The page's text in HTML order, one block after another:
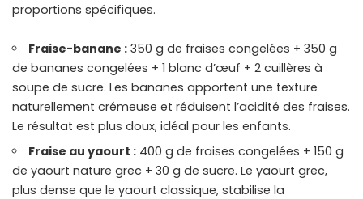
proportions spécifiques.
Fraise-banane : 350 g de fraises congelées + 350 g
de bananes congelées + 1 blanc d’œuf + 2 cuillères à
soupe de sucre. Les bananes apportent une texture
naturellement crémeuse et réduisent l’acidité des fraises.
Le résultat est plus doux, idéal pour les enfants.
Fraise au yaourt : 400 g de fraises congelées + 150 g
de yaourt nature grec + 30 g de sucre. Le yaourt grec,
plus dense que le yaourt classique, stabilise la